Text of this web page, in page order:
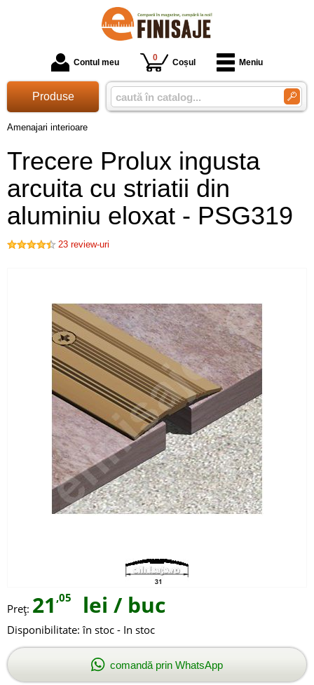
Contul meu 0 Coșul Meniu
Produse
Amenajari interioare
Trecere Prolux ingusta
arcuita cu striatii din
aluminiu eloxat - PSG319
23 review-uri
Preţ: 21 ,05 lei / buc
Disponibilitate: în stoc - In stoc
comandă prin WhatsApp